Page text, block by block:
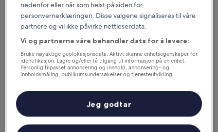
Gode grunner til å laste ned appen
vår
Motta rabatter på utvalgte hoteller i appen.
nedenfor eller når som helst på siden for
personvernerklæringen. Disse valgene signaliseres til våre
partnere og vil ikke påvirke nettleserdata.
Vi og partnerne våre behandler data for å levere:
Bruke nøyaktige geolokasjonsdata. Aktivt skanne enhetsegenskaper for
identifikasjon. Lagre og/eller få tilgang til informasjon på en enhet.
Personlig tilpasset annonsering og innhold, annonsering- og
innholdsmåling, publikumsundersøkelser og tjenesteutvikling.
Jeg godtar